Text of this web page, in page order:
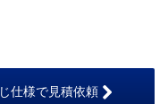
仕様で見積依頼